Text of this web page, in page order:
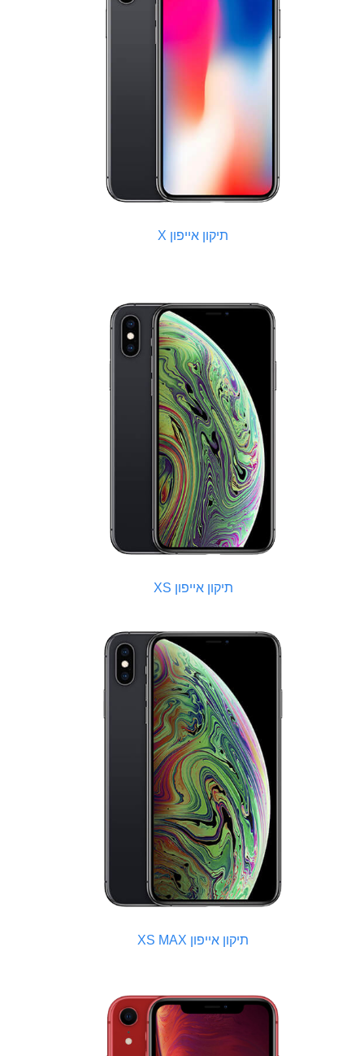
תיקון אייפון X
תיקון אייפון XS
תיקון אייפון XS MAX